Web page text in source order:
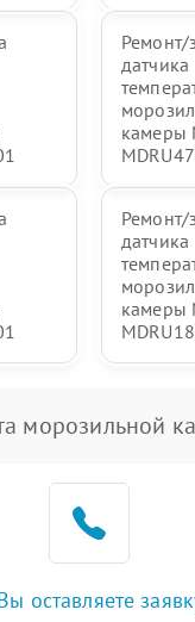
Ремонт/
датчика
камеры
Ремонт/
датчика
камеры
морозильной
оставляете